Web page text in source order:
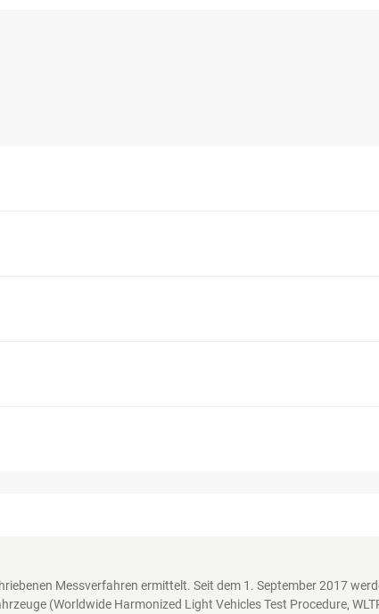
Messverfahren ermittelt. Seit dem 1. September 2017
(Worldwide Harmonized Light Vehicles Test Procedure,